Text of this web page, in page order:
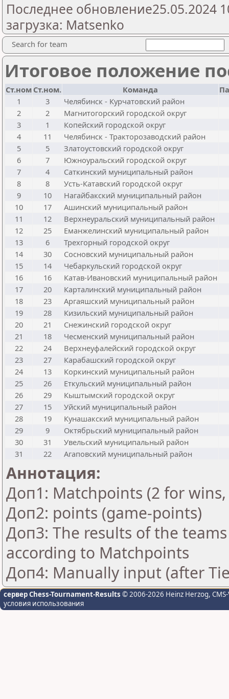
Последнее обновление25.05.2024
загрузка: Matsenko
Search for team
Итоговое положение
Ст.ном Ст.ном. Команда
1
3
Челябинск - Курчатовский район
2
2
Магнитогорский городской округ
3
1
Копейский городской округ
4
11
Челябинск - Тракторозаводский район
5
5
Златоустовский городской округ
6
7
Южноуральский городской округ
7
4
Саткинский муниципальный район
8
8
Усть-Катавский городской округ
9
10
Нагайбакский муниципальный район
10
17
Ашинский муниципальный район
11
12
Верхнеуральский муниципальный район
12
25
Еманжелинский муниципальный район
13
6
Трехгорный городской округ
14
30
Сосновский муниципальный район
15
14
Чебаркульский городской округ
16
16
Катав-Ивановский муниципальный район
17
20
Карталинский муниципальный район
18
23
Аргаяшский муниципальный район
19
28
Кизильский муниципальный район
20
21
Снежинский городской округ
21
18
Чесменский муниципальный район
22
24
Верхнеуфалейский городской округ
23
27
Карабашский городской округ
24
13
Коркинский муниципальный район
25
26
Еткульский муниципальный район
26
29
Кыштымский городской округ
27
15
Уйский муниципальный район
28
19
Кунашакский муниципальный район
29
9
Октябрьский муниципальный район
30
31
Увельский муниципальный район
31
22 Агаповский муниципальный район
Аннотация:
Доп1: Matchpoints (2 for
Доп2: points (game-points)
Доп3: The results of the
according to Matchpoints
Доп4: Manually input (after
сервер Chess-Tournament-Results © 2006-2026 Heinz Herzog,
условия использования